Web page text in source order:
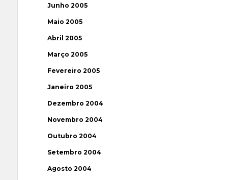
Junho 2005
Maio 2005
Abril 2005
Março 2005
Fevereiro 2005
Janeiro 2005
Dezembro 2004
Novembro 2004
Outubro 2004
Setembro 2004
Agosto 2004